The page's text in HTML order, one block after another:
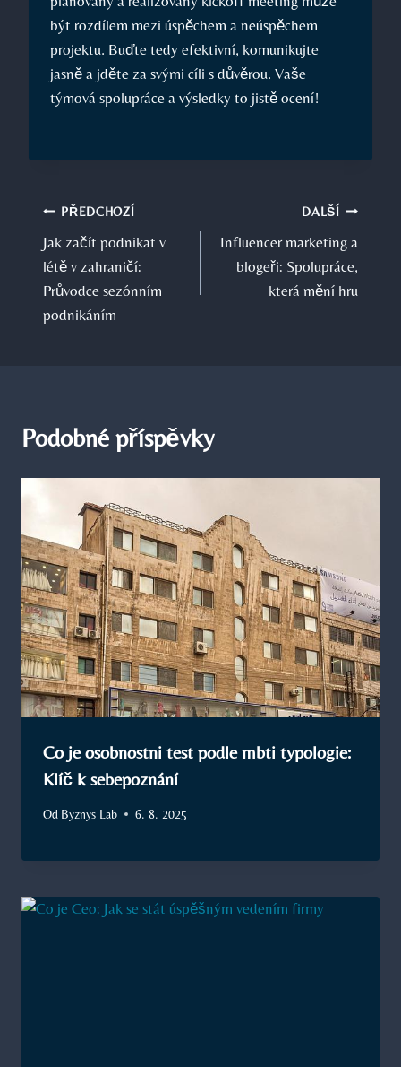
být rozdílem mezi úspěchem a neúspěchem
projektu. Buďte tedy efektivní, komunikujte
jasně a jděte za svými cíli s důvěrou. Vaše
týmová spolupráce a výsledky to jistě ocení!
Navigace
pro
příspěvek
PŘEDCHOZÍ
Jak začít podnikat v
létě v zahraničí:
Průvodce sezónním
podnikáním
DALŠÍ
Influencer marketing a
blogeři: Spolupráce,
která mění hru
Podobné příspěvky
Co je osobnostni test podle mbti typologie:
Klíč k sebepoznání
Od Byznys Lab 6. 8. 2025